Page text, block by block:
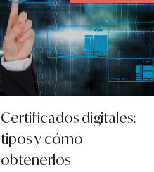
Certificados digitales:
tipos y cómo
obtenerlos